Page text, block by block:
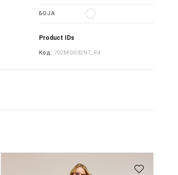
БОЈА
Product IDs
Код: 702MQ032N7_R4